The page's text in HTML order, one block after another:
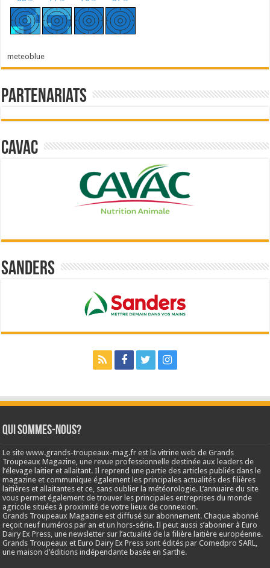
meteoblue
Partenariats
Cavac
Sanders
Qui sommes-nous?
Le site www.grands-troupeaux-mag.fr est la vitrine web de Grands
Troupeaux Magazine, une revue professionnelle destinée aux leaders de
l’élevage laitier et allaitant. Il reprend une partie des articles publiés dans le
magazine et communique également les principales actualités des filières
laitières et allaitantes et ce, sans oublier la météorologie. L’annuaire du site
vous permet également de trouver les principales entreprises du monde
agricole situées à proximité de votre lieux de connexion.
Grands Troupeaux Magazine est diffusé sur abonnement. Chaque abonné
reçoit neuf numéros par an et un hors-série. Il peut aussi s’abonner à Euro
Dairy Ex Press, une newsletter sur l’actualité de la filière laitière européenne.
Grands Troupeaux et Euro Dairy Ex Press sont édités par Comedpro SARL,
une maison d’éditions indépendante basée en Sarthe.